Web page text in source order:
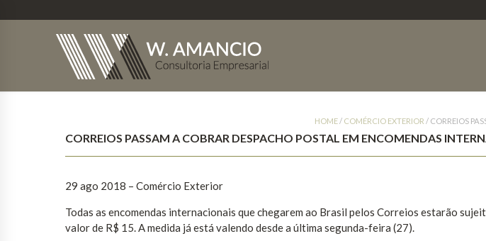
HOME/ COMÉRCIO EXTERIOR / CORREIOS
CORREIOS PASSAM A COBRAR DESPACHO POSTAL EM ENCOMENDAS
29 ago 2018 – Comércio Exterior
Todas as encomendas internacionais que chegarem ao Brasil pelos Correios estarão
valor de R$ 15. A medida já está valendo desde a última segunda-feira (27).